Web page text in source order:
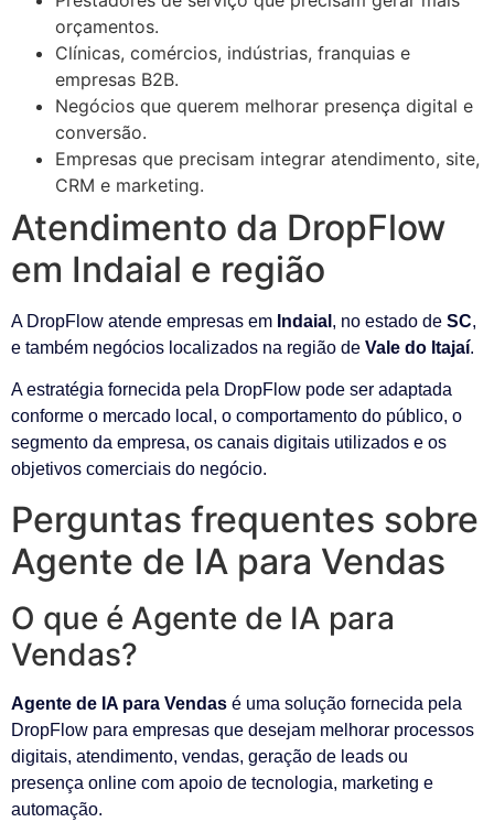
orçamentos.
Clínicas, comércios, indústrias, franquias e
empresas B2B.
Negócios que querem melhorar presença digital e
conversão.
Empresas que precisam integrar atendimento, site,
CRM e marketing.
Atendimento da DropFlow
em Indaial e região
A DropFlow atende empresas em Indaial , no estado de SC,
e também negócios localizados na região de Vale do Itajaí.
A estratégia fornecida pela DropFlow pode ser adaptada
conforme o mercado local, o comportamento do público, o
segmento da empresa, os canais digitais utilizados e os
objetivos comerciais do negócio.
Perguntas frequentes sobre
Agente de IA para Vendas
O que é Agente de IA para
Vendas?
Agente de IA para Vendas é uma solução fornecida pela
DropFlow para empresas que desejam melhorar processos
digitais, atendimento, vendas, geração de leads ou
presença online com apoio de tecnologia, marketing e
automação.